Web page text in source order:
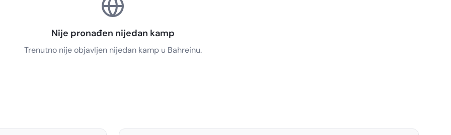
Nije pronađen nijedan kamp
Trenutno nije objavljen nijedan kamp u Bahreinu.